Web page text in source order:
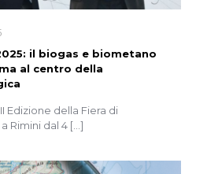
il biogas e biometano
al centro della
Edizione della Fiera di
Rimini dal 4 […]